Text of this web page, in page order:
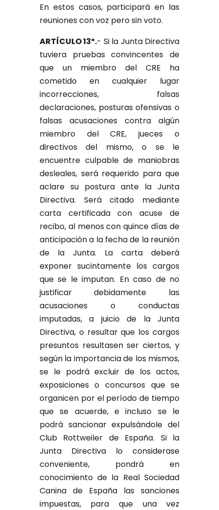
En estos casos, participará en las
reuniones con voz pero sin voto.
ARTÍCULO 13º.- Si la Junta Directiva
tuviera pruebas convincentes de
que un miembro del CRE ha
cometido en cualquier lugar
incorrecciones, falsas
declaraciones, posturas ofensivas o
falsas acusaciones contra algún
miembro del CRE, jueces o
directivos del mismo, o se le
encuentre culpable de maniobras
desleales, será requerido para que
aclare su postura ante la Junta
Directiva. Será citado mediante
carta certificada con acuse de
recibo, al menos con quince días de
anticipación a la fecha de la reunión
de la Junta. La carta deberá
exponer sucintamente los cargos
que se le imputan. En caso de no
justificar debidamente las
acusaciones o conductas
imputadas, a juicio de la Junta
Directiva, o resultar que los cargos
presuntos resultasen ser ciertos, y
según la importancia de los mismos,
se le podrá excluir de los actos,
exposiciones o concursos que se
organicen por el período de tiempo
que se acuerde, e incluso se le
podrá sancionar expulsándole del
Club Rottweiler de España. Si la
Junta Directiva lo considerase
conveniente, pondrá en
conocimiento de la Real Sociedad
Canina de España las sanciones
impuestas, para que una vez